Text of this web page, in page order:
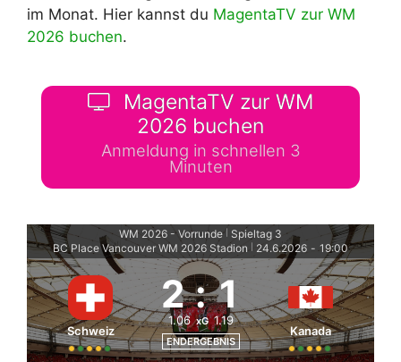
im Monat. Hier kannst du MagentaTV zur WM
2026 buchen.
MagentaTV zur WM
2026 buchen
Anmeldung in schnellen 3
Minuten
WM 2026 - Vorrunde
Spieltag 3
BC Place Vancouver WM 2026 Stadion
24.6.2026 - 19:00
Schweiz
2 : 1
1.06 xG 1.19
ENDERGEBNIS
Kanada